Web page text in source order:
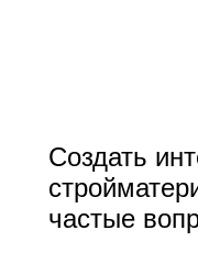
Создать
частые